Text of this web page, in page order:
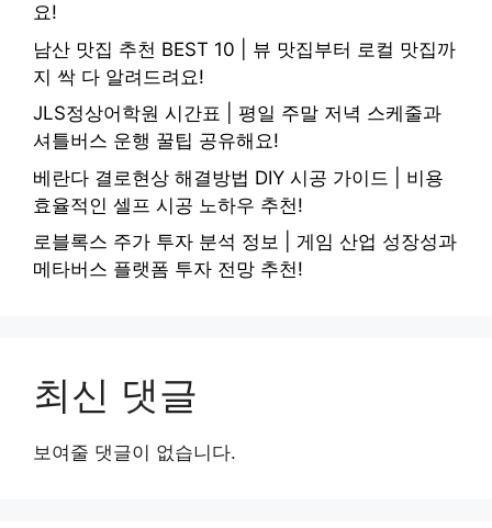
요!
남산 맛집 추천 BEST 10 | 뷰 맛집부터 로컬 맛집까
지 싹 다 알려드려요!
JLS정상어학원 시간표 | 평일 주말 저녁 스케줄과
셔틀버스 운행 꿀팁 공유해요!
베란다 결로현상 해결방법 DIY 시공 가이드 | 비용
효율적인 셀프 시공 노하우 추천!
로블록스 주가 투자 분석 정보 | 게임 산업 성장성과
메타버스 플랫폼 투자 전망 추천!
최신 댓글
보여줄 댓글이 없습니다.